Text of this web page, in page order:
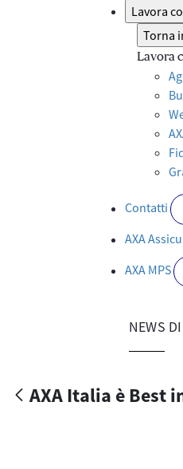
Lavora
Torna
Lavora
Contatti
AXA
AXA MPS
NEWS
AXA Italia è Best